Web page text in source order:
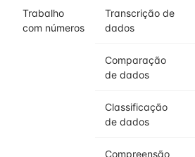
Trabalho
com números
Transcrição de
dados
Comparação
de dados
Classificação
de dados
Compreensão